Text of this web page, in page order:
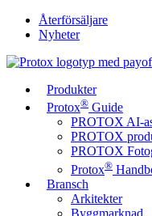
Återförsäljare
Nyheter
Produkter
Protox® Guide
PROTOX AI-
PROTOX
PROTOX
Protox®
Bransch
Arkitekter
Byggmarknad